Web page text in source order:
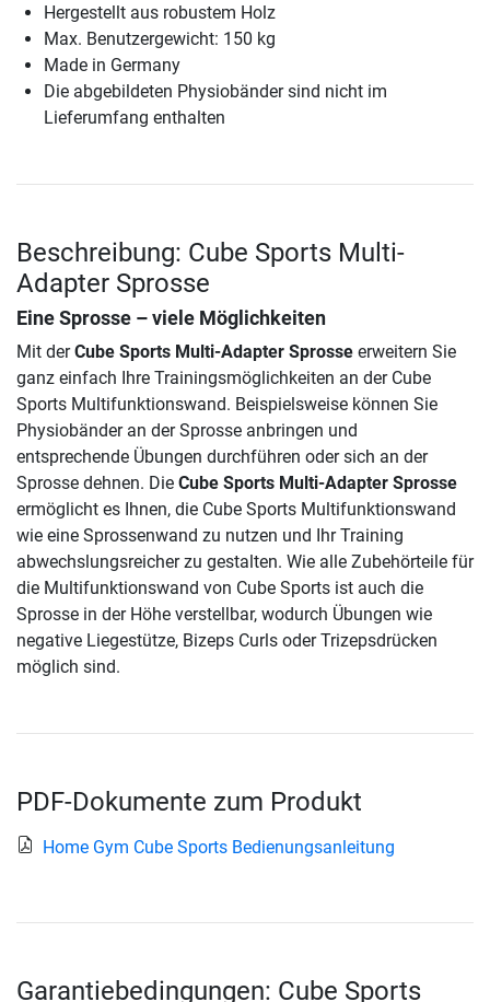
Hergestellt aus robustem Holz
Max. Benutzergewicht: 150 kg
Made in Germany
Die abgebildeten Physiobänder sind nicht im
Lieferumfang enthalten
Beschreibung: Cube Sports Multi-
Adapter Sprosse
Eine Sprosse – viele Möglichkeiten
Mit derCube Sports Multi-Adapter Sprosse erweitern Sie
ganz einfach Ihre Trainingsmöglichkeiten an der Cube
Sports Multifunktionswand. Beispielsweise können Sie
Physiobänder an der Sprosse anbringen und
entsprechende Übungen durchführen oder sich an der
Sprosse dehnen. Die Cube Sports Multi-Adapter Sprosse
ermöglicht es Ihnen, die Cube Sports Multifunktionswand
wie eine Sprossenwand zu nutzen und Ihr Training
abwechslungsreicher zu gestalten. Wie alle Zubehörteile für
die Multifunktionswand von Cube Sports ist auch die
Sprosse in der Höhe verstellbar, wodurch Übungen wie
negative Liegestütze, Bizeps Curls oder Trizepsdrücken
möglich sind.
PDF-Dokumente zum Produkt
Home Gym Cube Sports Bedienungsanleitung
Garantiebedingungen: Cube Sports